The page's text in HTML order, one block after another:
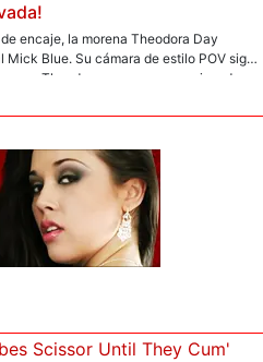
encaje, la morena Theodora Day
Blue. Su cámara de estilo POV sigue
Theodora pasa su por encima de sus
sobre la tela. Se desabrocha la blusa
el lubricante en su caja y en las nalgas.
destroza la entrepierna de sus medias,
la cámara para que Theodora
dentro de mí?', suplica la zorra. Mick lo
semen de su raja. Sus dedos recogen el